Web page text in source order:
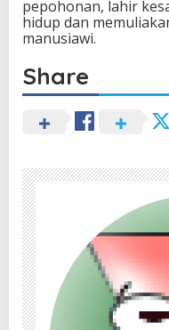
pepohonan, lahir
hidup dan
manusiawi.
Share